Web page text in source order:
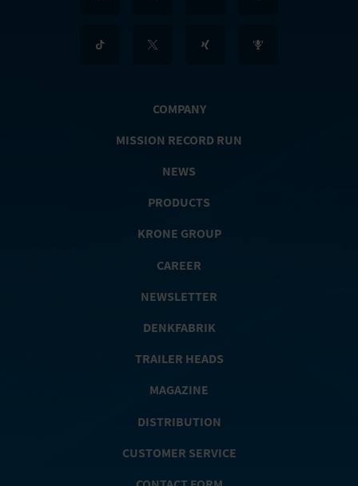
COMPANY
MISSION RECORD RUN
NEWS
PRODUCTS
KRONE GROUP
CAREER
NEWSLETTER
DENKFABRIK
TRAILER HEADS
MAGAZINE
DISTRIBUTION
CUSTOMER SERVICE